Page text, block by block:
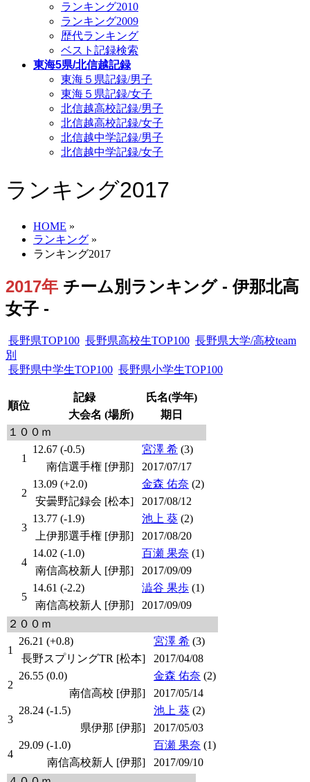
ランキング2010
ランキング2009
歴代ランキング
ベスト記録検索
東海5県/北信越記録
東海５県記録/男子
東海５県記録/女子
北信越高校記録/男子
北信越高校記録/女子
北信越中学記録/男子
北信越中学記録/女子
ランキング2017
HOME »
ランキング »
ランキング2017
2017年 チーム別ランキング - 伊那北高
女子 -
長野県TOP100 長野県高校生TOP100 長野県大学/高校team
別
長野県中学生TOP100 長野県小学生TOP100
順位
記録
氏名(学年)
大会名 (場所)
期日
１００ｍ
1
12.67 (-0.5) 宮澤 希 (3)
南信選手権 [伊那]
2017/07/17
2
13.09 (+2.0) 金森 佑奈 (2)
安曇野記録会 [松本]
2017/08/12
3
13.77 (-1.9) 池上 葵 (2)
上伊那選手権 [伊那]
2017/08/20
4
14.02 (-1.0) 百瀬 果奈 (1)
南信高校新人 [伊那]
2017/09/09
5
14.61 (-2.2) 澁谷 果歩 (1)
南信高校新人 [伊那]
2017/09/09
２００ｍ
1
26.21 (+0.8) 宮澤 希 (3)
長野スプリングTR [松本]
2017/04/08
2
26.55 (0.0) 金森 佑奈 (2)
南信高校 [伊那]
2017/05/14
3
28.24 (-1.5) 池上 葵 (2)
県伊那 [伊那]
2017/05/03
4
29.09 (-1.0) 百瀬 果奈 (1)
南信高校新人 [伊那]
2017/09/10